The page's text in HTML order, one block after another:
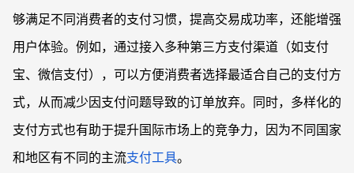
够满足不同消费者的支付习惯，提高交易成功率，还能增强
用户体验。例如，通过接入多种第三方支付渠道（如支付
宝、微信支付），可以方便消费者选择最适合自己的支付方
式，从而减少因支付问题导致的订单放弃。同时，多样化的
支付方式也有助于提升国际市场上的竞争力，因为不同国家
和地区有不同的主流支付工具。